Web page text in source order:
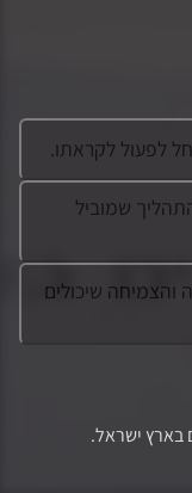
לפעול לקראתו.
שמוביל
שיכולים
בארץ ישראל.